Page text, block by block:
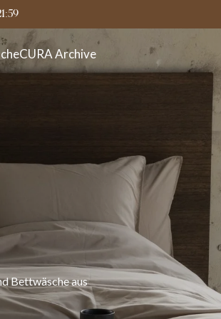
CURA Archive
Bettwäsche aus